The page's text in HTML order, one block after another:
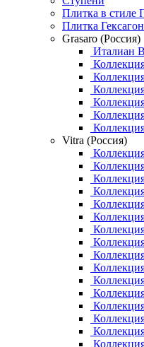
Плитка в
Плитка
Grasaro (Россия)
Италиан
Vitra (Россия)